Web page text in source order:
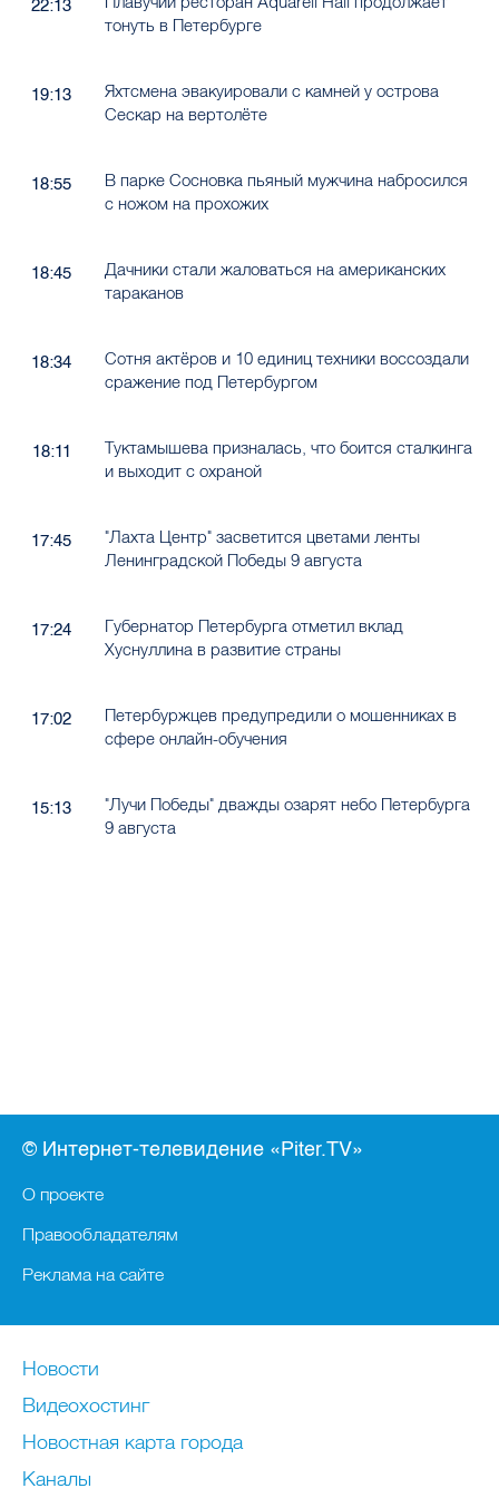
22:13
тонуть в Петербурге
19:13
Яхтсмена эвакуировали с камней у острова
Сескар на вертолёте
18:55
В парке Сосновка пьяный мужчина набросился
с ножом на прохожих
18:45
Дачники стали жаловаться на американских
тараканов
18:34
Сотня актёров и 10 единиц техники воссоздали
сражение под Петербургом
18:11
Туктамышева призналась, что боится сталкинга
и выходит с охраной
17:45
"Лахта Центр" засветится цветами ленты
Ленинградской Победы 9 августа
17:24
Губернатор Петербурга отметил вклад
Хуснуллина в развитие страны
17:02
Петербуржцев предупредили о мошенниках в
сфере онлайн-обучения
15:13
"Лучи Победы" дважды озарят небо Петербурга
9 августа
© Интернет-телевидение «Piter.TV»
О проекте
Правообладателям
Реклама на сайте
Новости
Видеохостинг
Новостная карта города
Каналы